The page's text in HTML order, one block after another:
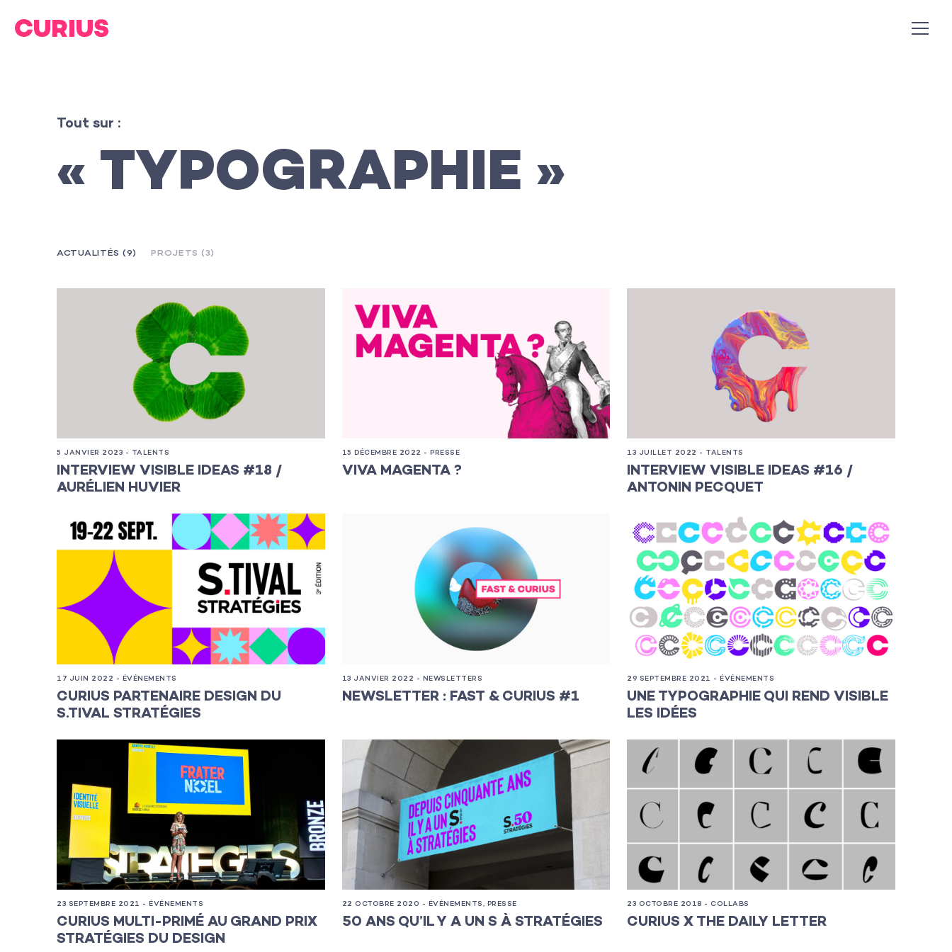
L’agence
Les projets
Les actualités
L’équipe
Contact
Tout sur :
« TYPOGRAPHIE »
ACTUALITÉS (9) PROJETS (3)
5 JANVIER 2023 - TALENTS
INTERVIEW VISIBLE IDEAS #18 /
AURÉLIEN HUVIER
15 DÉCEMBRE 2022 - PRESSE
VIVA MAGENTA ?
13 JUILLET 2022 - TALENTS
INTERVIEW VISIBLE IDEAS #16 /
ANTONIN PECQUET
17 JUIN 2022 - ÉVÉNEMENTS
CURIUS PARTENAIRE DESIGN DU
S.TIVAL STRATÉGIES
13 JANVIER 2022 - NEWSLETTERS
NEWSLETTER : FAST & CURIUS #1
29 SEPTEMBRE 2021 - ÉVÉNEMENTS
UNE TYPOGRAPHIE QUI REND VISIBLE
LES IDÉES
23 SEPTEMBRE 2021 - ÉVÉNEMENTS
CURIUS MULTI-PRIMÉ AU GRAND PRIX
STRATÉGIES DU DESIGN
22 OCTOBRE 2020 - ÉVÉNEMENTS, PRESSE
50 ANS QU’IL Y A UN S À STRATÉGIES
23 OCTOBRE 2018 - COLLABS
CURIUS X THE DAILY LETTER